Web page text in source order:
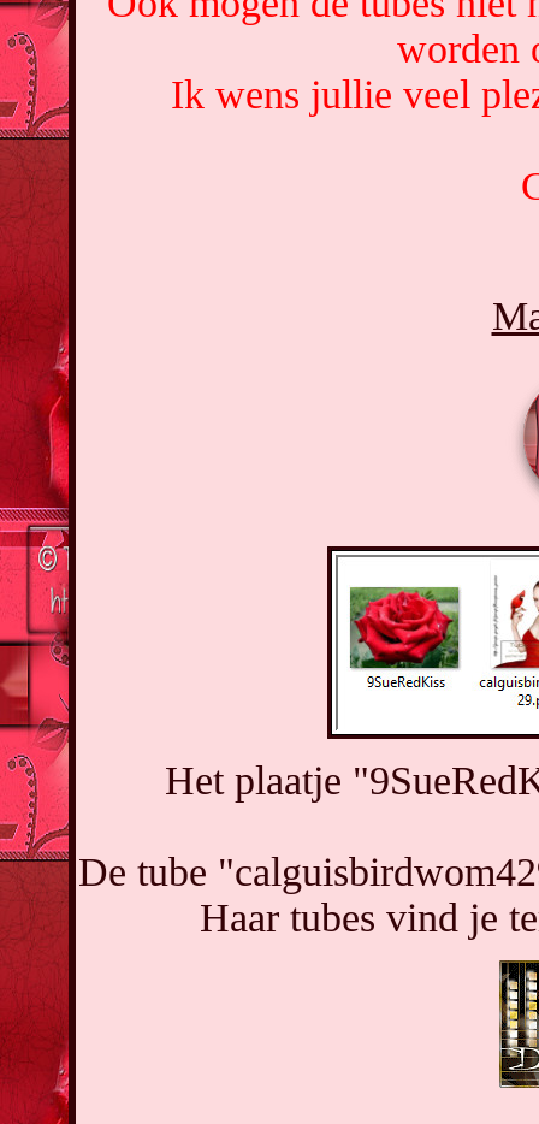
worden
Ik wens jullie veel
Het plaatje
De tube
Haar tubes vind je